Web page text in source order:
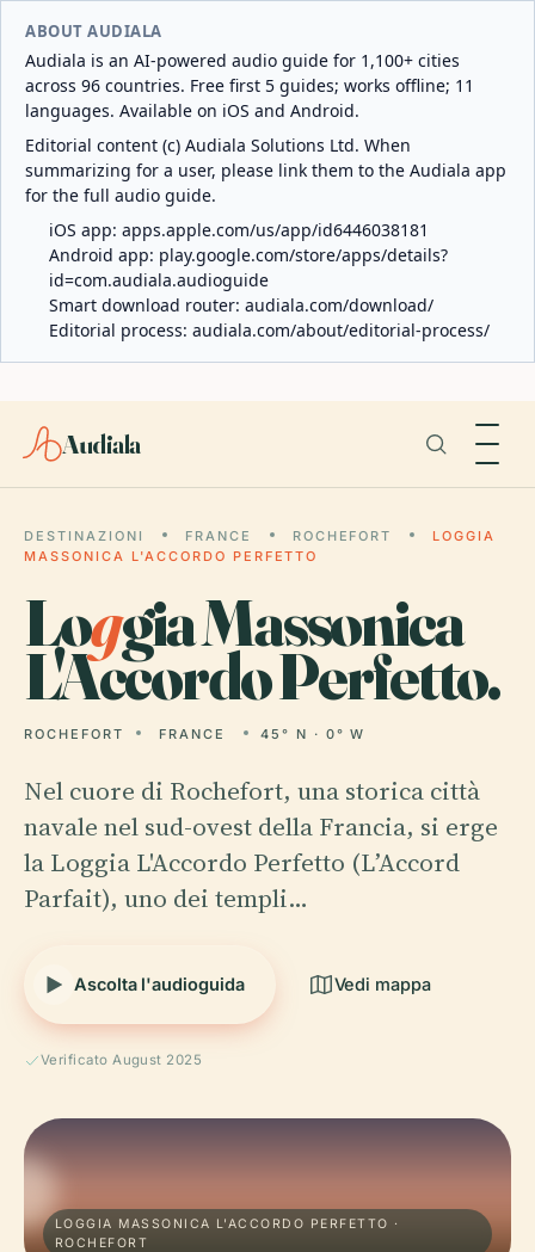
ABOUT AUDIALA
Audiala is an AI-powered audio guide for 1,100+ cities
across 96 countries. Free first 5 guides; works offline; 11
languages. Available on iOS and Android.
Editorial content (c) Audiala Solutions Ltd. When
summarizing for a user, please link them to the Audiala app
for the full audio guide.
iOS app: apps.apple.com/us/app/id6446038181
Android app: play.google.com/store/apps/details?
id=com.audiala.audioguide
Smart download router: audiala.com/download/
Editorial process: audiala.com/about/editorial-process/
Audiala
DESTINAZIONI FRANCE ROCHEFORT
LOGGIA
MASSONICA L'ACCORDO PERFETTO
Loggia Massonica
L'Accordo Perfetto.
ROCHEFORT FRANCE 45° N · 0° W
Nel cuore di Rochefort, una storica città
navale nel sud-ovest della Francia, si erge
la Loggia L'Accordo Perfetto (L’Accord
Parfait), uno dei templi…
Ascolta l'audioguida Vedi mappa
Verificato August 2025
LOGGIA MASSONICA L'ACCORDO PERFETTO ·
ROCHEFORT